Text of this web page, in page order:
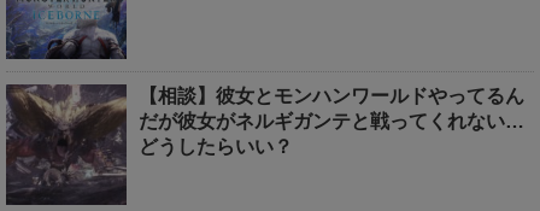
【相談】彼女とモンハンワールドやってるん
だが彼女がネルギガンテと戦ってくれない…
どうしたらいい？